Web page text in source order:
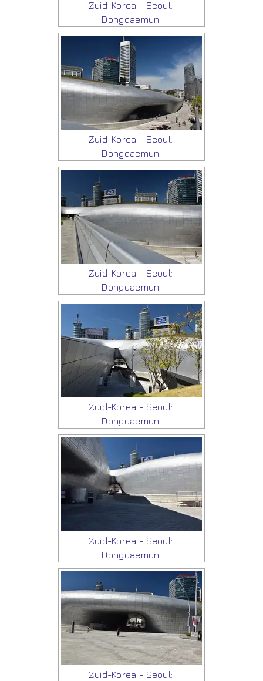
Zuid-Korea - Seoul:
Dongdaemun
Zuid-Korea - Seoul:
Dongdaemun
Zuid-Korea - Seoul:
Dongdaemun
Zuid-Korea - Seoul:
Dongdaemun
Zuid-Korea - Seoul:
Dongdaemun
Zuid-Korea - Seoul: